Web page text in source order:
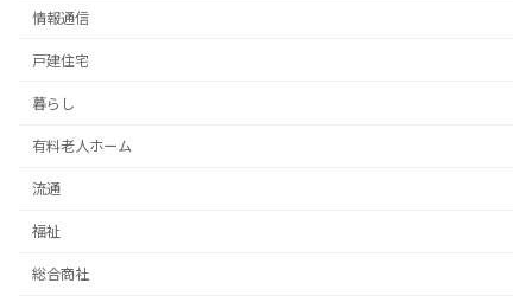
情報通信
戸建住宅
暮らし
有料老人ホーム
流通
福祉
総合商社